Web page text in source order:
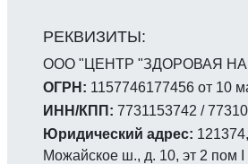
ООО "ЦЕНТР "ЗДОРОВАЯ
ОГРН: 1157746177456 от 10
ИНН/КПП: 7731153742 /
Юридический адрес:
Можайское ш., д. 10, эт 2 пом I